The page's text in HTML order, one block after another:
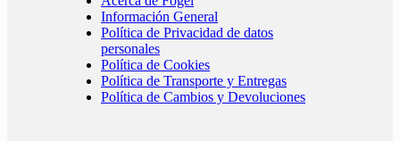
Información General
Política de Privacidad de datos
personales
Política de Cookies
Política de Transporte y Entregas
Política de Cambios y Devoluciones